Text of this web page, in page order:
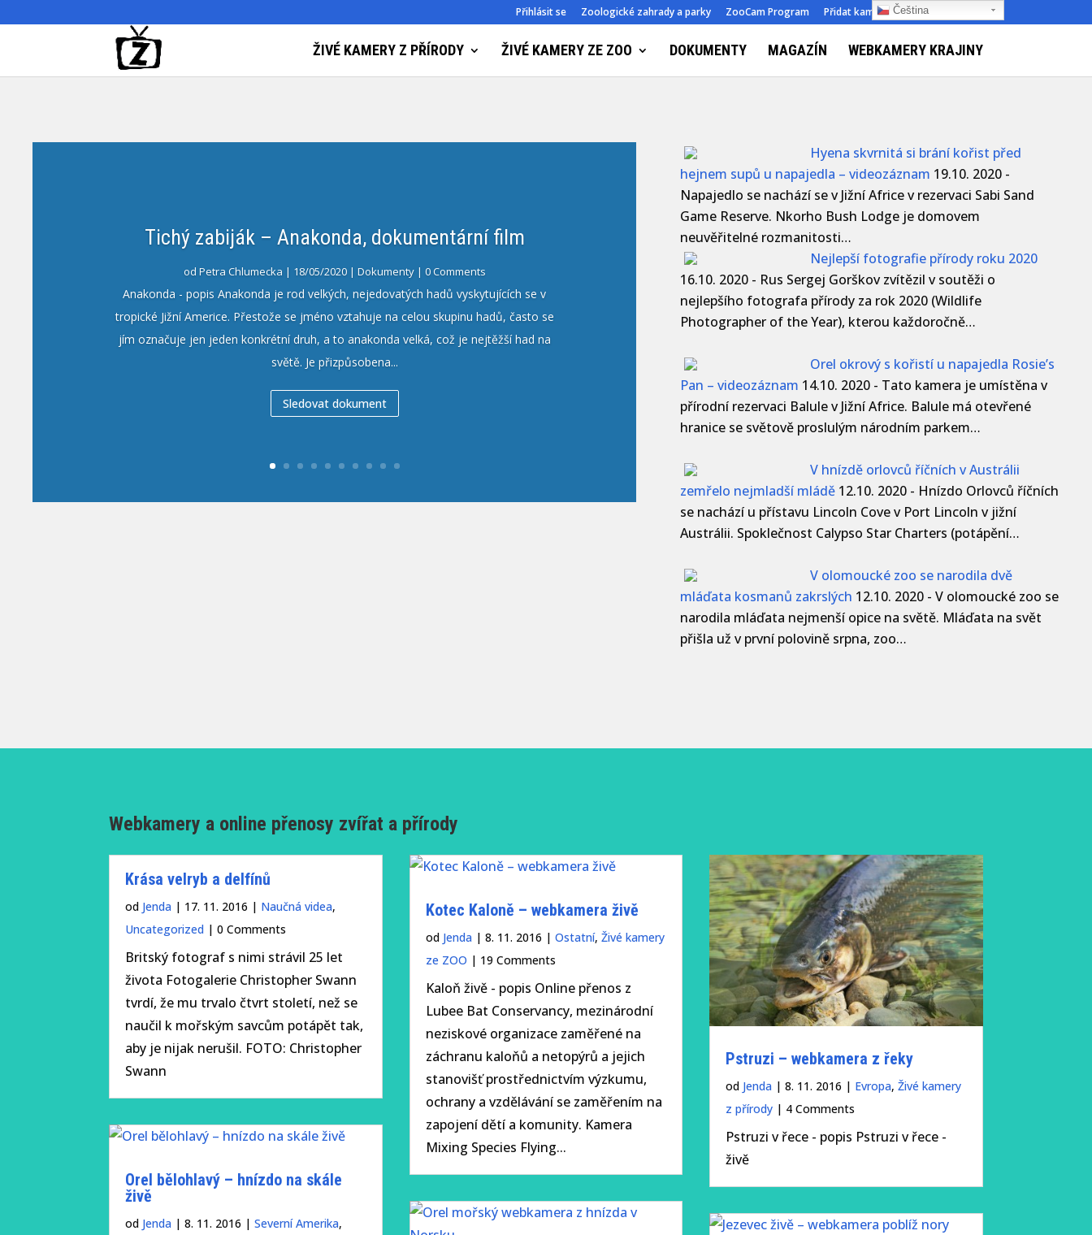
Přihlásit se Zoologické zahrady a parky ZooCam Program Přidat kameru O nás
ŽIVÉ KAMERY Z PŘÍRODY ŽIVÉ KAMERY ZE ZOO DOKUMENTY MAGAZÍN WEBKAMERY KRAJINY
Hyena skvrnitá si brání kořist před
hejnem supů u napajedla – videozáznam 19.10. 2020 -
Napajedlo se nachází se v Jižní Africe v rezervaci Sabi Sand
Game Reserve. Nkorho Bush Lodge je domovem
neuvěřitelné rozmanitosti…
Nejlepší fotografie přírody roku 2020
16.10. 2020 - Rus Sergej Gorškov zvítězil v soutěži o
nejlepšího fotografa přírody za rok 2020 (Wildlife
Photographer of the Year), kterou každoročně…
Orel okrový s kořistí u napajedla Rosie’s
Pan – videozáznam 14.10. 2020 - Tato kamera je umístěna v
přírodní rezervaci Balule v Jižní Africe. Balule má otevřené
hranice se světově proslulým národním parkem…
V hnízdě orlovců říčních v Austrálii
zemřelo nejmladší mládě 12.10. 2020 - Hnízdo Orlovců říčních
se nachází u přístavu Lincoln Cove v Port Lincoln v jižní
Austrálii. Spoklečnost Calypso Star Charters (potápění…
V olomoucké zoo se narodila dvě
mláďata kosmanů zakrslých 12.10. 2020 - V olomoucké zoo se
narodila mláďata nejmenší opice na světě. Mláďata na svět
přišla už v první polovině srpna, zoo…
Webkamery a online přenosy zvířat a přírody
Krása velryb a delfínů
od Jenda | 17. 11. 2016 | Naučná videa,
Uncategorized | 0 Comments
Britský fotograf s nimi strávil 25 let
života Fotogalerie Christopher Swann
tvrdí, že mu trvalo čtvrt století, než se
naučil k mořským savcům potápět tak,
aby je nijak nerušil. FOTO: Christopher
Swann
Orel bělohlavý – hnízdo na skále
živě
od Jenda |8. 11. 2016 |Severní Amerika,
Kotec Kaloně – webkamera živě
od Jenda| 8. 11. 2016 | Ostatní, Živé kamery
ze ZOO | 19 Comments
Kaloň živě - popis Online přenos z
Lubee Bat Conservancy, mezinárodní
neziskové organizace zaměřené na
záchranu kaloňů a netopýrů a jejich
stanovišť prostřednictvím výzkumu,
ochrany a vzdělávání se zaměřením na
zapojení dětí a komunity. Kamera
Mixing Species Flying...
Pstruzi – webkamera z řeky
od Jenda| 8. 11. 2016 | Evropa, Živé kamery
z přírody| 4 Comments
Pstruzi v řece - popis Pstruzi v řece -
živě
Čeština‎
Sdílejte stránku
Podělte se s kamarády.
Zoologické zahrady a parky
Petra Chlumecka
Na Kroměřížsku se objevil orel
stepní, na Olomoucku a Přerovsku
ouhorlík černokřídlý a na
Novojičínsku chaluha malá, sdělil
ČTK místopředseda Moravského
rozlehlé pláně na sever od...